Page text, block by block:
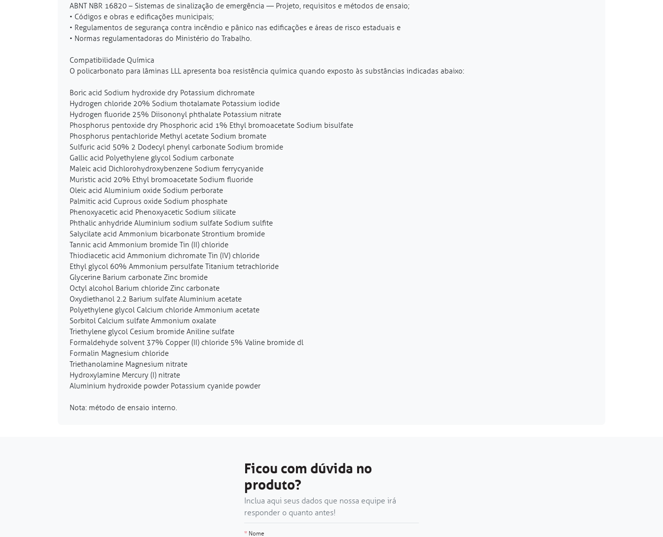
ABNT NBR 16820 – Sistemas de sinalização de emergência — Projeto, requisitos e métodos de ensaio;
• Códigos e obras e edificações municipais;
• Regulamentos de segurança contra incêndio e pânico nas edificações e áreas de risco estaduais e
• Normas regulamentadoras do Ministério do Trabalho.
Compatibilidade Química
O policarbonato para lâminas LLL apresenta boa resistência química quando exposto às substâncias indicadas abaixo:
Boric acid Sodium hydroxide dry Potassium dichromate
Hydrogen chloride 20% Sodium thotalamate Potassium iodide
Hydrogen fluoride 25% Diisononyl phthalate Potassium nitrate
Phosphorus pentoxide dry Phosphoric acid 1% Ethyl bromoacetate Sodium bisulfate
Phosphorus pentachloride Methyl acetate Sodium bromate
Sulfuric acid 50% 2 Dodecyl phenyl carbonate Sodium bromide
Gallic acid Polyethylene glycol Sodium carbonate
Maleic acid Dichlorohydroxybenzene Sodium ferrycyanide
Muristic acid 20% Ethyl bromoacetate Sodium fluoride
Oleic acid Aluminium oxide Sodium perborate
Palmitic acid Cuprous oxide Sodium phosphate
Phenoxyacetic acid Phenoxyacetic Sodium silicate
Phthalic anhydride Aluminium sodium sulfate Sodium sulfite
Salycilate acid Ammonium bicarbonate Strontium bromide
Tannic acid Ammonium bromide Tin (II) chloride
Thiodiacetic acid Ammonium dichromate Tin (IV) chloride
Ethyl glycol 60% Ammonium persulfate Titanium tetrachloride
Glycerine Barium carbonate Zinc bromide
Octyl alcohol Barium chloride Zinc carbonate
Oxydiethanol 2.2 Barium sulfate Aluminium acetate
Polyethylene glycol Calcium chloride Ammonium acetate
Sorbitol Calcium sulfate Ammonium oxalate
Triethylene glycol Cesium bromide Aniline sulfate
Formaldehyde solvent 37% Copper (II) chloride 5% Valine bromide dl
Formalin Magnesium chloride
Triethanolamine Magnesium nitrate
Hydroxylamine Mercury (I) nitrate
Aluminium hydroxide powder Potassium cyanide powder
Nota: método de ensaio interno.
Ficou com dúvida no
produto?
Inclua aqui seus dados que nossa equipe irá
responder o quanto antes!
* Nome